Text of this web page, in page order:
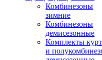
Комбинезоны
зимние
Комбинезоны
демисезонные
Комплекты
и